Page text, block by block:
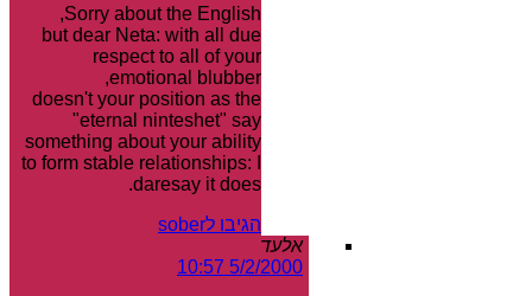
Sorry about the English,
but dear Neta: with all due
respect to all of your
emotional blubber,
doesn't your position as the
"eternal ninteshet" say
something about your ability
to form stable relationships: I
daresay it does.
הגיבו לsober
אלעד
5/2/2000 10:57